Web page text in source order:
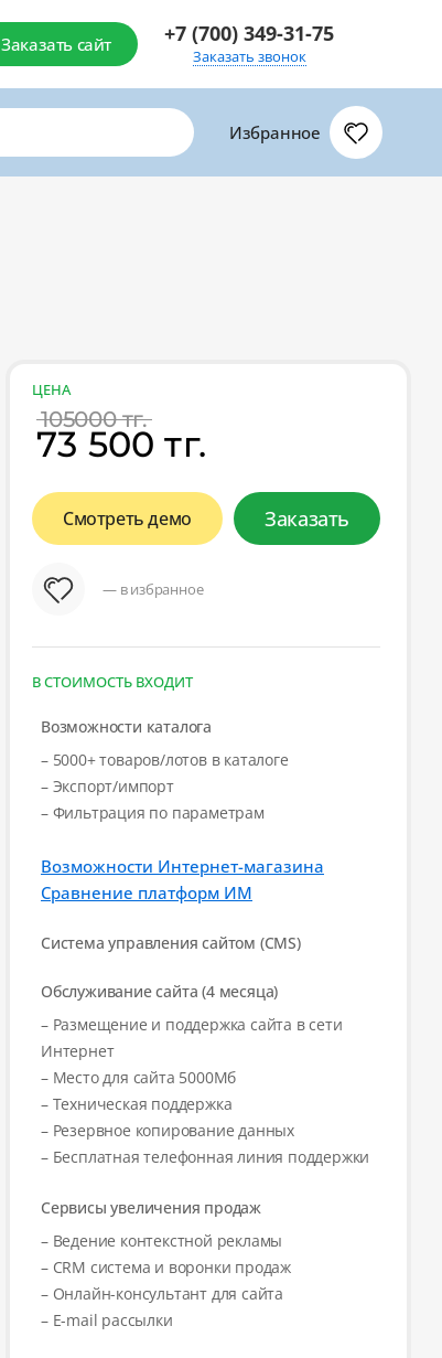
Заказать сайт +7 (700) 349-31-75
Заказать звонок
Избранное
ЦЕНА
105000 тг.
73 500 тг.
Смотреть демо Заказать
— в избранное
В СТОИМОСТЬ ВХОДИТ
Возможности каталога
– 5000+ товаров/лотов в каталоге
– Экспорт/импорт
– Фильтрация по параметрам
Возможности Интернет-магазина
Сравнение платформ ИМ
Система управления сайтом (CMS)
Обслуживание сайта (4 месяца)
– Размещение и поддержка сайта в сети
Интернет
– Место для сайта 5000Мб
– Техническая поддержка
– Резервное копирование данных
– Бесплатная телефонная линия поддержки
Сервисы увеличения продаж
– Ведение контекстной рекламы
– CRM система и воронки продаж
– Онлайн-консультант для сайта
– E-mail рассылки